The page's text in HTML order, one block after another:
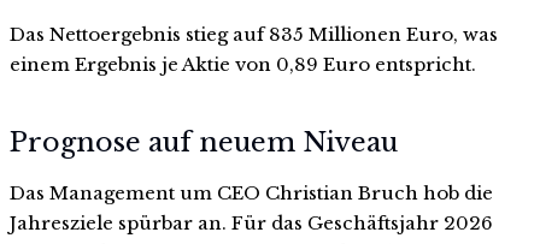
Das Nettoergebnis stieg auf 835 Millionen Euro, was
einem Ergebnis je Aktie von 0,89 Euro entspricht.
Prognose auf neuem Niveau
Das Management um CEO Christian Bruch hob die
Jahresziele spürbar an. Für das Geschäftsjahr 2026